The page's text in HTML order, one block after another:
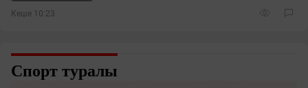
Кеше 10:23
Спорт туралы